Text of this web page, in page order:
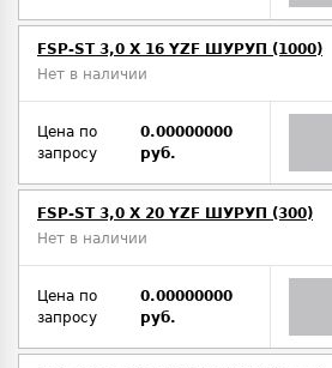
FSP-ST 3,0 X 16 YZF ШУРУП (1000)
Нет в наличии
Цена по
запросу
0.00000000
руб.
FSP-ST 3,0 X 20 YZF ШУРУП (300)
Нет в наличии
Цена по
запросу
0.00000000
руб.